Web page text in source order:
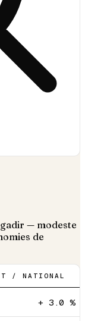
— modeste
de
/ NATIONAL
+ 3.0 %